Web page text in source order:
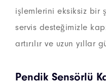
işlemlerini eksiksiz bir
servis desteğimizle
artırılır ve uzun yıllar
Pendik Sensörlü